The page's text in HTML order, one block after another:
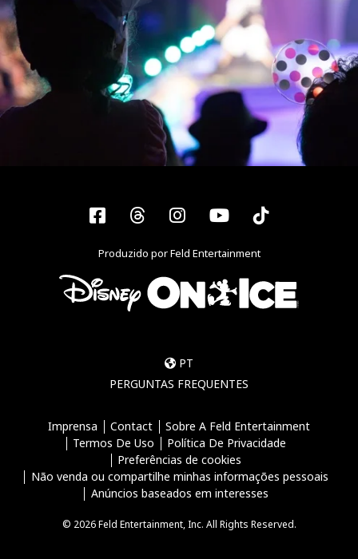
Facebook
ThreadsInstagram
YouTubeTiktok
Produzido por Feld Entertainment
PT
PERGUNTAS FREQUENTES
Imprensa Contact
Sobre A Feld Entertainment
Termos De Uso
Política De Privacidade
Preferências de cookies
Não venda ou compartilhe minhas informações pessoais
Anúncios baseados em interesses
© 2026 Feld Entertainment, Inc. All Rights Reserved.